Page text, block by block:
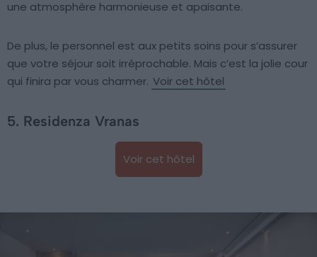
une atmosphère harmonieuse et apaisante.
De plus, le personnel est aux petits soins pour s’assurer
que votre séjour soit irréprochable. Mais c’est la jolie cour
qui finira par vous charmer. Voir cet hôtel
5. Residenza Vranas
Voir cet hôtel